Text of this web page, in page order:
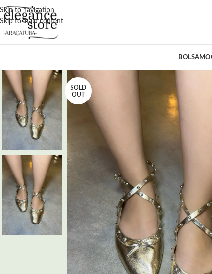
Skip to navigation
Skip to main content
BOLSA
SOLD
OUT